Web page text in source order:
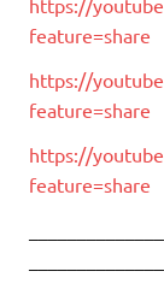
feature=share
https://
feature=share
https://
feature=share